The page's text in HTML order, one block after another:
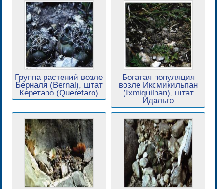
Группа растений возле
Берналя (Bernal), штат
Керетаро (Queretaro)
Богатая популяция
возле Иксмикильпан
(Ixmiquilpan), штат
Идальго